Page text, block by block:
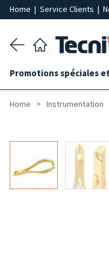
Home | Service Clients |
Promotions spéciales
Home Instrumentation